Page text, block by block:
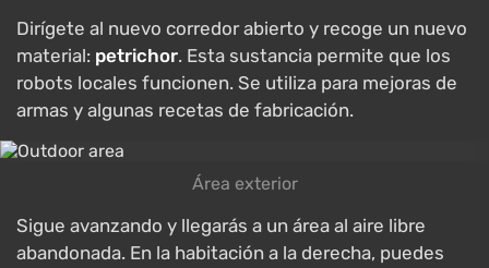
Dirígete al nuevo corredor abierto y recoge un nuevo
material: petrichor. Esta sustancia permite que los
robots locales funcionen. Se utiliza para mejoras de
armas y algunas recetas de fabricación.
Área exterior
Sigue avanzando y llegarás a un área al aire libre
abandonada. En la habitación a la derecha, puedes